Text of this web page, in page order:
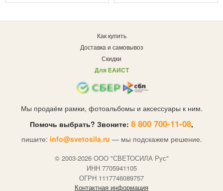
Как купить
Доставка и самовывоз
Скидки
Для ЕАИСТ
Мы продаём рамки, фотоальбомы и аксессуары к ним.
Помочь выбрать? Звоните: 8 800 700-11-08,
пишите: info@svetosila.ru — мы подскажем решение.
© 2003-2026 OOO "СВЕТОСИЛА Рус"
ИНН 7705941105
ОГРН 1117746089757
Контактная информация